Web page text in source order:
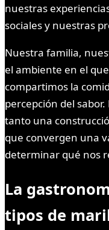
nuestras
sociales y nuestras
Nuestra familia,
el ambiente en el
compartimos la
percepción del
tanto una
que convergen una
determinar qué nos
La
tipos de